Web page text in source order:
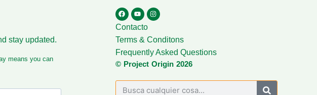
Contacto
Terms & Conditons
Frequently Asked Questions
© Project Origin 2026